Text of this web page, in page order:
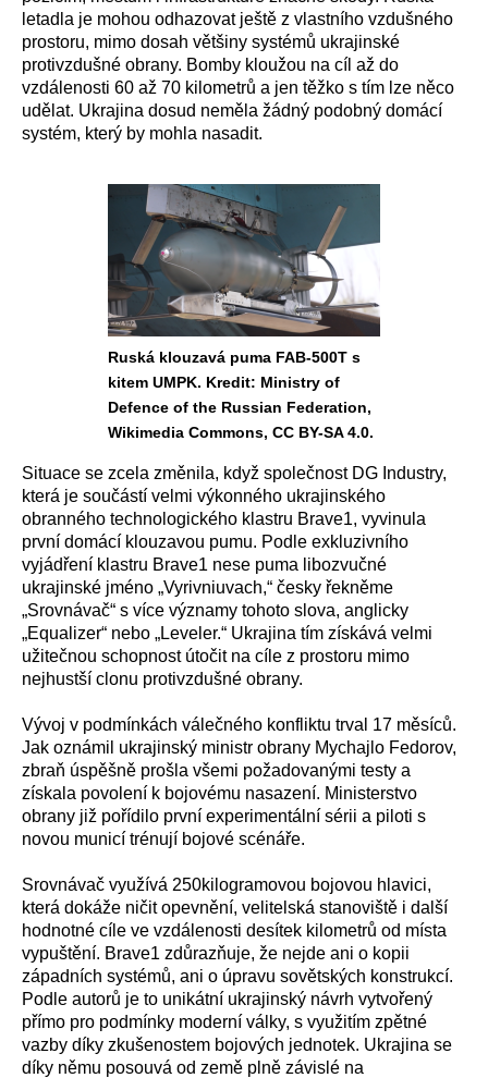
letadla je mohou odhazovat ještě z vlastního vzdušného
prostoru, mimo dosah většiny systémů ukrajinské
protivzdušné obrany. Bomby kloužou na cíl až do
vzdálenosti 60 až 70 kilometrů a jen těžko s tím lze něco
udělat. Ukrajina dosud neměla žádný podobný domácí
systém, který by mohla nasadit.
Ruská klouzavá puma FAB-500T s
kitem UMPK. Kredit: Ministry of
Defence of the Russian Federation,
Wikimedia Commons, CC BY-SA 4.0.
Situace se zcela změnila, když společnost DG Industry,
která je součástí velmi výkonného ukrajinského
obranného technologického klastru Brave1, vyvinula
první domácí klouzavou pumu. Podle exkluzivního
vyjádření klastru Brave1 nese puma libozvučné
ukrajinské jméno „Vyrivniuvach,“ česky řekněme
„Srovnávač“ s více významy tohoto slova, anglicky
„Equalizer“ nebo „Leveler.“ Ukrajina tím získává velmi
užitečnou schopnost útočit na cíle z prostoru mimo
nejhustší clonu protivzdušné obrany.
Vývoj v podmínkách válečného konfliktu trval 17 měsíců.
Jak oznámil ukrajinský ministr obrany Mychajlo Fedorov,
zbraň úspěšně prošla všemi požadovanými testy a
získala povolení k bojovému nasazení. Ministerstvo
obrany již pořídilo první experimentální sérii a piloti s
novou municí trénují bojové scénáře.
Srovnávač využívá 250kilogramovou bojovou hlavici,
která dokáže ničit opevnění, velitelská stanoviště i další
hodnotné cíle ve vzdálenosti desítek kilometrů od místa
vypuštění. Brave1 zdůrazňuje, že nejde ani o kopii
západních systémů, ani o úpravu sovětských konstrukcí.
Podle autorů je to unikátní ukrajinský návrh vytvořený
přímo pro podmínky moderní války, s využitím zpětné
vazby díky zkušenostem bojových jednotek. Ukrajina se
díky němu posouvá od země plně závislé na